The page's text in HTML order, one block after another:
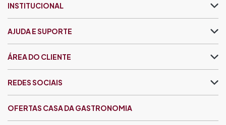
INSTITUCIONAL
AJUDA E SUPORTE
ÁREA DO CLIENTE
OFERTAS CASA DA GASTRONOMIA
REDES SOCIAIS